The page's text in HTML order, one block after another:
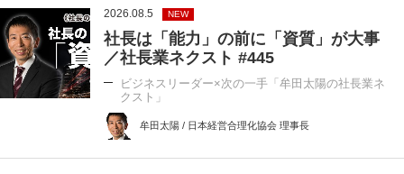
2026.08.5 NEW
社長は「能力」の前に「資質」が大事
／社長業ネクスト #445
ビジネスリーダー×次の一手「牟田太陽の社長業ネ
クスト」
牟田太陽 / 日本経営合理化協会 理事長